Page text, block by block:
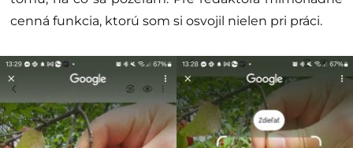
cenná funkcia, ktorú som si osvojil nielen pri práci.